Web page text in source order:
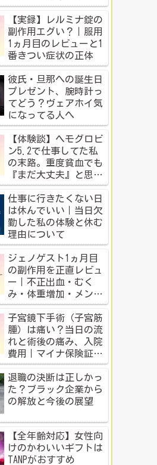
ち？本音比較！
【実録】レルミナ錠の
副作用エグい？｜服用
1ヵ月目のレビューと1
番きつい症状の正体
彼氏・旦那への誕生日
プレゼント、腕時計っ
てどう？ヴェアホイ気
になってる人へ
【体験談】ヘモグロビ
ン5.2で仕事してた私
の末路。重度貧血でも
『まだ大丈夫』と思う
人のための警告
仕事に行きたくない日
は休んでいい｜当日欠
勤した私の体験と休む
理由について
ジェノゲスト1ヵ月目
の副作用を正直レビュ
ー｜不正出血・むく
み・体重増加・メンタ
ル変化まで【体験談】
子宮鏡下手術（子宮筋
腫）は痛い？当日の流
れと術後の痛み、入院
費用｜マイナ保険証・
公的制度で乗り切った
入院体験記全公開
退職の決断は正しかっ
た？ブラック企業から
の解放と今後の展望
【全年齢対応】女性向
けのかわいいギフトは
TANPがおすすめ